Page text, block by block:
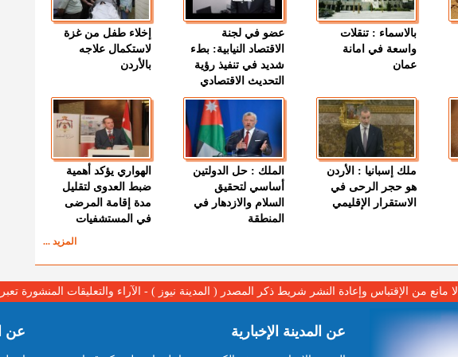
بالاسماء : تنقلات
واسعة في امانة
عمان
عضو في لجنة
الاقتصاد النيابية: بطء
شديد في تنفيذ رؤية
التحديث الاقتصادي
إخلاء طفل من غزة
لاستكمال علاجه
بالأردن
ملك إسبانيا : الأردن
هو حجر الرحى في
الاستقرار الإقليمي
الملك : حل الدولتين
أساسي لتحقيق
السلام والازدهار في
المنطقة
الهواري يؤكد أهمية
ضبط العدوى لتقليل
مدة إقامة المرضى
في المستشفيات
المزيد ...
لا مانع من الإقتباس وإعادة النشر شريط ذكر المصدر ( المدينة نيوز ) - الآراء والتعليقات المنشورة
عن المدينة الإخبارية عن